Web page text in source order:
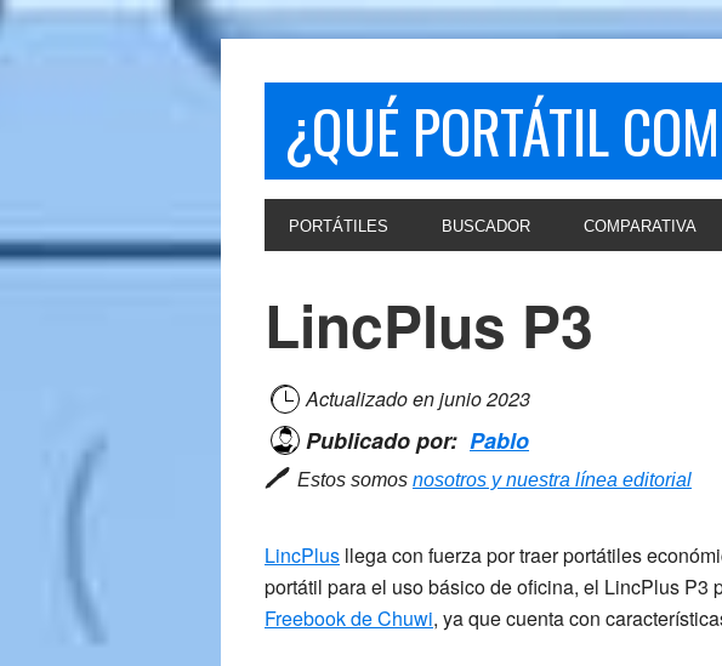
Skip
to
primary
Skip
to
¿QUÉ PORTÁTIL
PORTÁTILES BUSCADOR COMPARATIVA
LincPlus P3
Actualizado enjunio 2023
Publicado por: Pablo
🖊 Estos somos nosotros y nuestra línea editorial
LincPlus llega con fuerza por traer portátiles
portátil para el uso básico de oficina, el LincPlus P3
Freebook de Chuwi, ya que cuenta con